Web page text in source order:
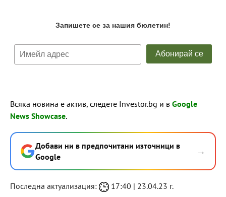
Всяка новина е актив, следете Investor.bg и в Google
News Showcase.
Добави ни в предпочитани източници в
Google
→
Последна актуализация: 17:40 | 23.04.23 г.